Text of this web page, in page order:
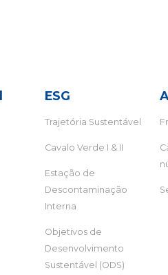
ESG
Trajetória Sustentável
Cavalo Verde I & II
Estação de
Descontaminação
Interna
Objetivos de
Desenvolvimento
Sustentável (ODS)